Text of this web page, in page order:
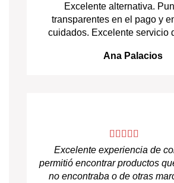
Excelente alternativa.
transparentes en el pago y
cuidados. Excelente servicio
Ana Palacios
Excelente experiencia de
permitió encontrar productos
no encontraba o de otras